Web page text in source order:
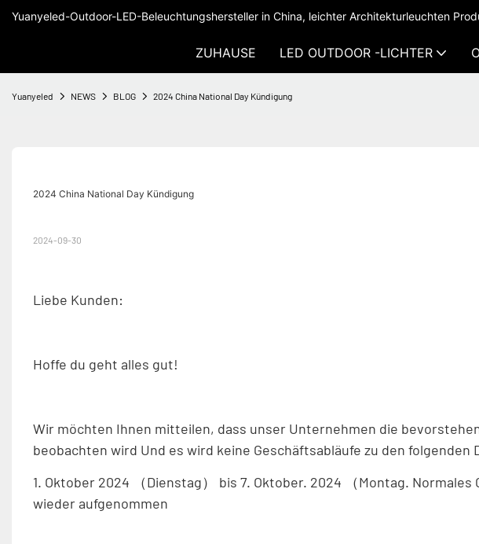
Yuanyeled-Outdoor-LED-Beleuchtungshersteller in China, leichter Architekturleuchten
ZUHAUSE LED OUTDOOR -LICHTER
Yuanyeled NEWS BLOG 2024 China National Day Kündigung
2024 China National Day Kündigung
2024-09-30
Liebe Kunden:
Hoffe du geht alles gut!
Wir möchten Ihnen mitteilen, dass unser Unternehmen die
beobachten wird Und es wird keine Geschäftsabläufe zu den folgenden
1. Oktober 2024 （Dienstag） bis 7. Oktober. 2024 （Montag.
wieder aufgenommen